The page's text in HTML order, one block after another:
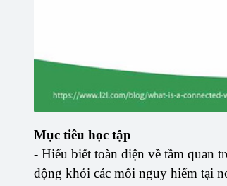
Mục tiêu học tập
- Hiểu biết toàn diện về tầm quan
động khỏi các mối nguy hiểm tại